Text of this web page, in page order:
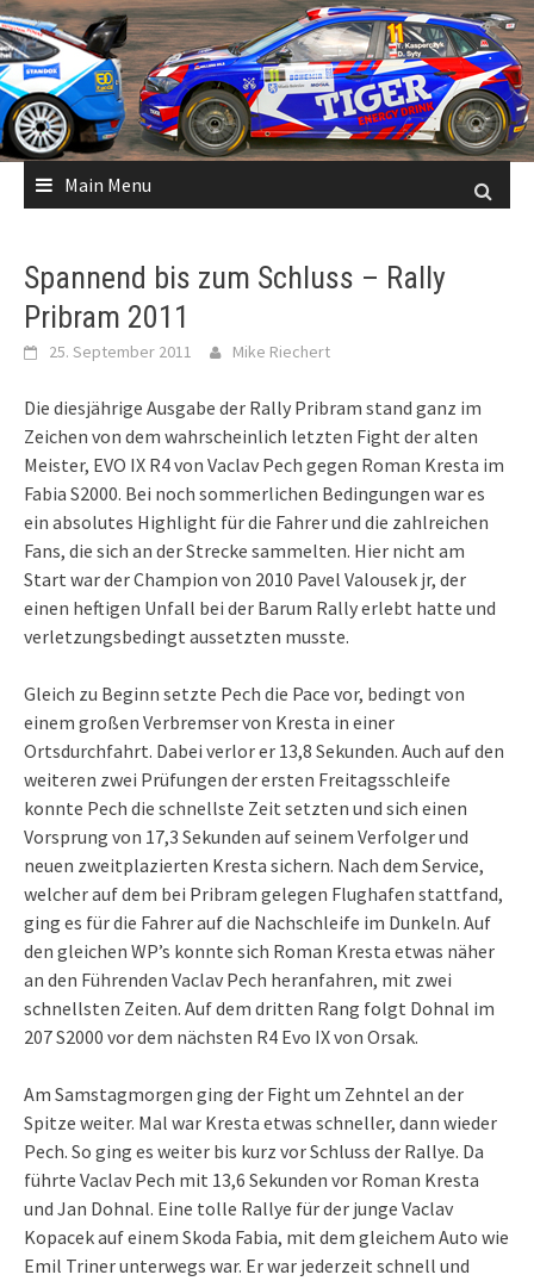
Skip
to
content
Main Menu
Spannend bis zum Schluss – Rally
Pribram 2011
25. September 2011 Mike Riechert
Die diesjährige Ausgabe der Rally Pribram stand ganz im
Zeichen von dem wahrscheinlich letzten Fight der alten
Meister, EVO IX R4 von Vaclav Pech gegen Roman Kresta im
Fabia S2000. Bei noch sommerlichen Bedingungen war es
ein absolutes Highlight für die Fahrer und die zahlreichen
Fans, die sich an der Strecke sammelten. Hier nicht am
Start war der Champion von 2010 Pavel Valousek jr, der
einen heftigen Unfall bei der Barum Rally erlebt hatte und
verletzungsbedingt aussetzten musste.
Gleich zu Beginn setzte Pech die Pace vor, bedingt von
einem großen Verbremser von Kresta in einer
Ortsdurchfahrt. Dabei verlor er 13,8 Sekunden. Auch auf den
weiteren zwei Prüfungen der ersten Freitagsschleife
konnte Pech die schnellste Zeit setzten und sich einen
Vorsprung von 17,3 Sekunden auf seinem Verfolger und
neuen zweitplazierten Kresta sichern. Nach dem Service,
welcher auf dem bei Pribram gelegen Flughafen stattfand,
ging es für die Fahrer auf die Nachschleife im Dunkeln. Auf
den gleichen WP’s konnte sich Roman Kresta etwas näher
an den Führenden Vaclav Pech heranfahren, mit zwei
schnellsten Zeiten. Auf dem dritten Rang folgt Dohnal im
207 S2000 vor dem nächsten R4 Evo IX von Orsak.
Am Samstagmorgen ging der Fight um Zehntel an der
Spitze weiter. Mal war Kresta etwas schneller, dann wieder
Pech. So ging es weiter bis kurz vor Schluss der Rallye. Da
führte Vaclav Pech mit 13,6 Sekunden vor Roman Kresta
und Jan Dohnal. Eine tolle Rallye für der junge Vaclav
Kopacek auf einem Skoda Fabia, mit dem gleichem Auto wie
Emil Triner unterwegs war. Er war jederzeit schnell und